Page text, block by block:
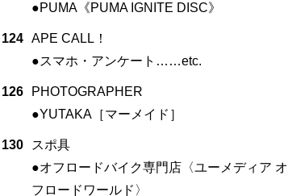
●PUMA《PUMA IGNITE DISC》
124 APE CALL！
●スマホ・アンケート……etc.
126
PHOTOGRAPHER
●YUTAKA［マーメイド］
130
スポ具
●オフロードバイク専門店〈ユーメディア オ
フロードワールド〉